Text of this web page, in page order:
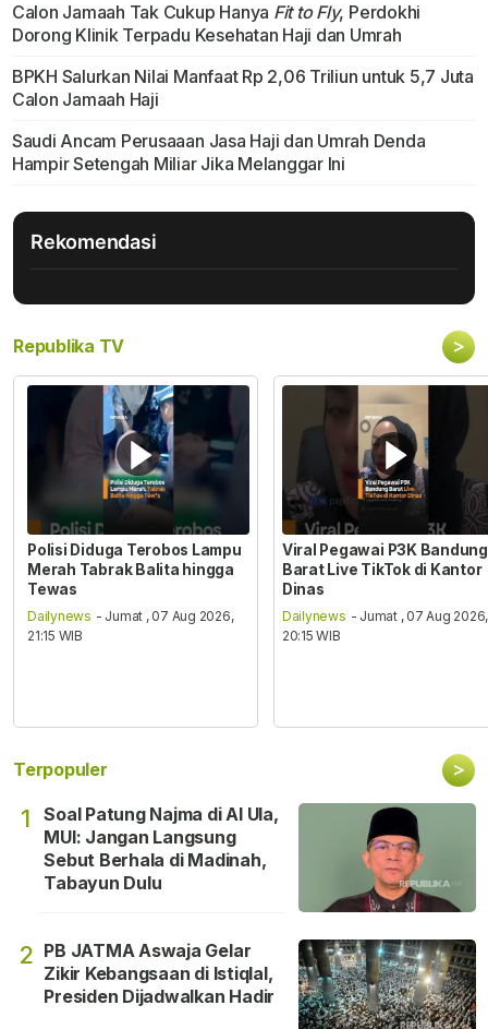
Calon Jamaah Tak Cukup Hanya Fit to Fly, Perdokhi
Dorong Klinik Terpadu Kesehatan Haji dan Umrah
BPKH Salurkan Nilai Manfaat Rp 2,06 Triliun untuk 5,7 Juta
Calon Jamaah Haji
Saudi Ancam Perusaaan Jasa Haji dan Umrah Denda
Hampir Setengah Miliar Jika Melanggar Ini
Rekomendasi
Republika TV >
Polisi Diduga Terobos Lampu
Merah Tabrak Balita hingga
Tewas
Dailynews - Jumat , 07 Aug 2026,
21:15 WIB
Viral Pegawai P3K Bandung
Barat Live TikTok di Kantor
Dinas
Dailynews - Jumat , 07 Aug 2026,
20:15 WIB
Terpopuler >
1
Soal Patung Najma di Al Ula,
MUI: Jangan Langsung
Sebut Berhala di Madinah,
Tabayun Dulu
2 PB JATMA Aswaja Gelar
Zikir Kebangsaan di Istiqlal,
Presiden Dijadwalkan Hadir